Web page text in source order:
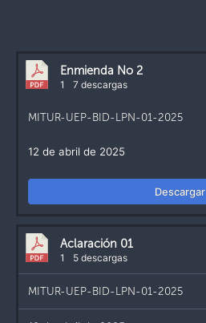
Enmienda No 2
1 7 descargas
MITUR-UEP-BID-LPN-01-2025
12 de abril de 2025
Descargar
Aclaración 01
1 5 descargas
MITUR-UEP-BID-LPN-01-2025